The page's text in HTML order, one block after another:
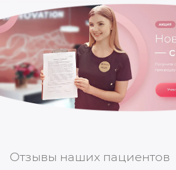
Отзывы наших пациентов